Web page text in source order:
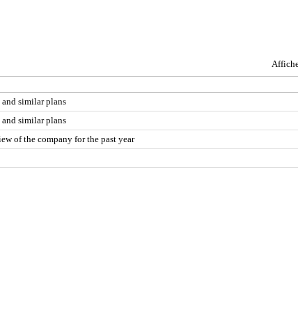
and similar plans
and similar plans
of the company for the past year